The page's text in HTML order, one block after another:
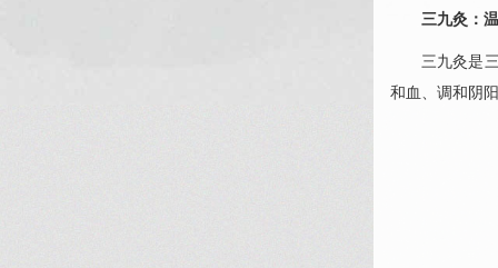
三九灸：
三九灸是
和血、调和阴